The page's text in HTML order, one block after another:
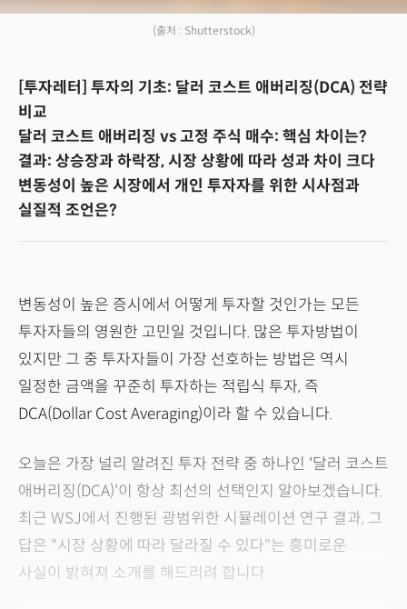
(출처 : Shutterstock)
[투자레터] 투자의 기초: 달러 코스트 애버리징(DCA) 전략
비교
달러 코스트 애버리징 vs 고정 주식 매수: 핵심 차이는?
결과: 상승장과 하락장, 시장 상황에 따라 성과 차이 크다
변동성이 높은 시장에서 개인 투자자를 위한 시사점과
실질적 조언은?
변동성이 높은 증시에서 어떻게 투자할 것인가는 모든
투자자들의 영원한 고민일 것입니다. 많은 투자방법이
있지만 그 중 투자자들이 가장 선호하는 방법은 역시
일정한 금액을 꾸준히 투자하는 적립식 투자, 즉
DCA(Dollar Cost Averaging)이라 할 수 있습니다.
오늘은 가장 널리 알려진 투자 전략 중 하나인 '달러 코스트
애버리징(DCA)'이 항상 최선의 선택인지 알아보겠습니다.
최근 WSJ에서 진행된 광범위한 시뮬레이션 연구 결과, 그
답은 "시장 상황에 따라 달라질 수 있다"는 흥미로운
사실이 밝혀져 소개를 해드리려 합니다.